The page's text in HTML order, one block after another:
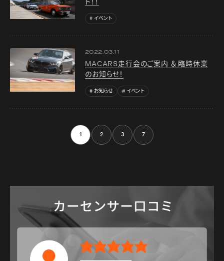
イベント
2022.03.11
MACARS走行会のご案内 ＆ 臨時休業
のお知らせ！
お知らせ イベント
1 2 3 7